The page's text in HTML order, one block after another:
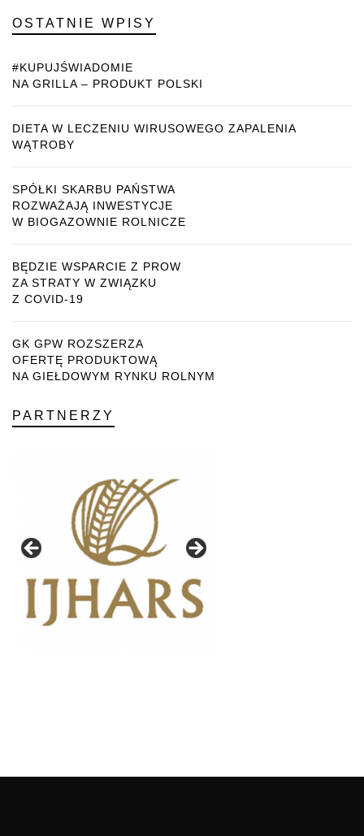
OSTATNIE WPISY
#KUPUJŚWIADOMIE
NA GRILLA – PRODUKT POLSKI
DIETA W LECZENIU WIRUSOWEGO ZAPALENIA
WĄTROBY
SPÓŁKI SKARBU PAŃSTWA
ROZWAŻAJĄ INWESTYCJE
W BIOGAZOWNIE ROLNICZE
BĘDZIE WSPARCIE Z PROW
ZA STRATY W ZWIĄZKU
Z COVID-19
GK GPW ROZSZERZA
OFERTĘ PRODUKTOWĄ
NA GIEŁDOWYM RYNKU ROLNYM
PARTNERZY